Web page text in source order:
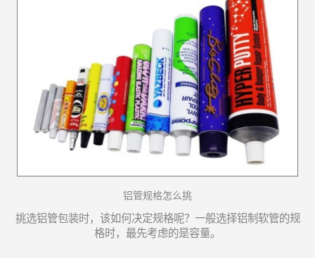
铝管规格怎么挑
挑选铝管包装时，该如何决定规格呢？一般选择铝制软管的规
格时，最先考虑的是容量。